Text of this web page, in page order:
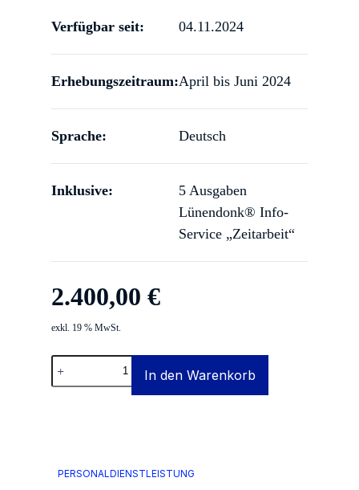
Verfügbar seit: 04.11.2024
Erhebungszeitraum:April bis Juni 2024
Sprache: Deutsch
Inklusive:
5 Ausgaben
Lünendonk® Info-
Service „Zeitarbeit“
2.400,00 €
exkl. 19 % MwSt.
Lünendonk-
Studie
2024:
und
In den Warenkorb
PERSONALDIENSTLEISTUNG